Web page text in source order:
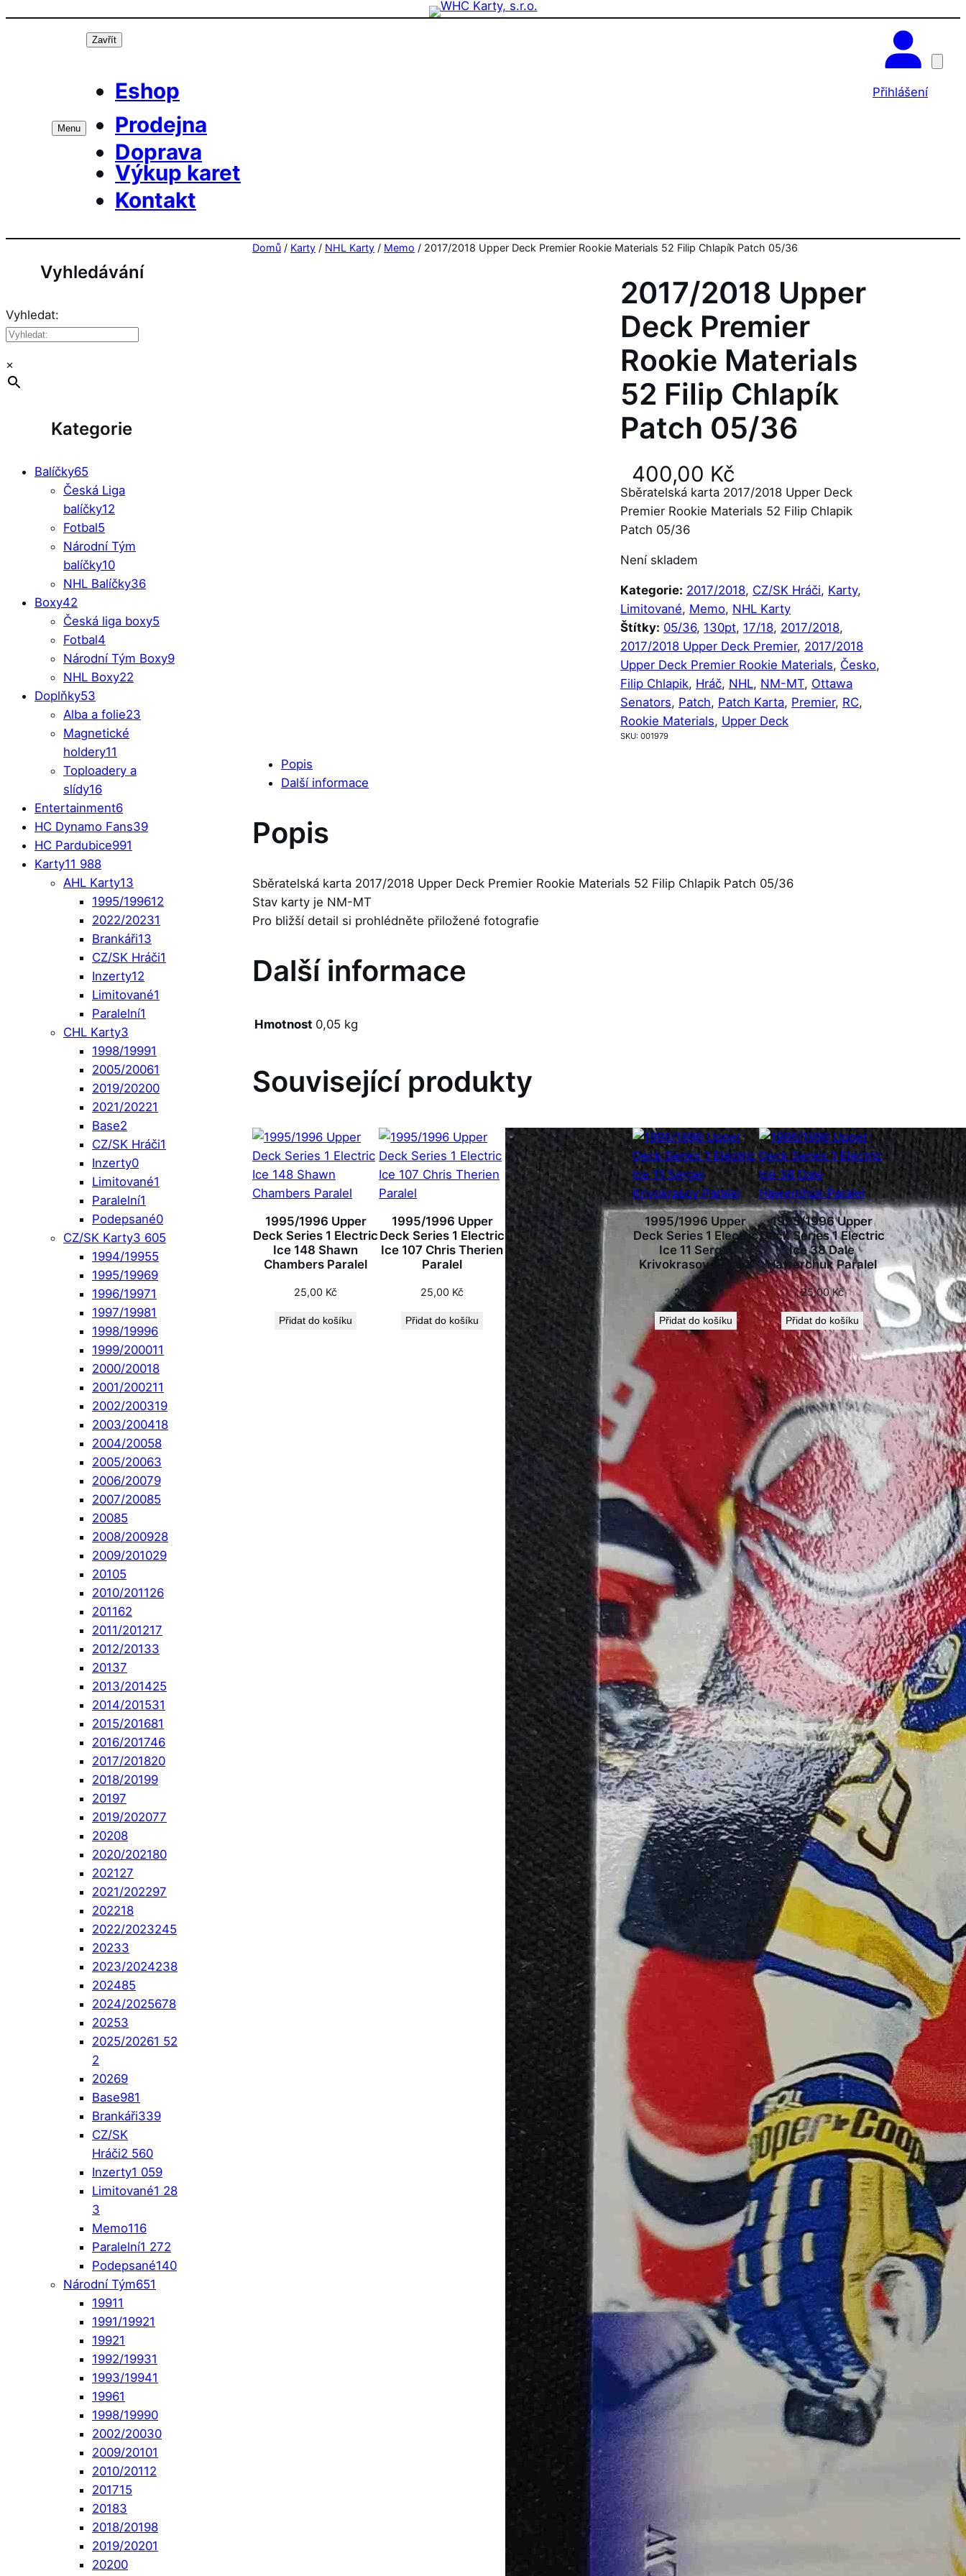
Přeskočit
Menu
Zavřít
Eshop
Prodejna
Doprava
Výkup karet
Kontakt
Přihlášení
Vyhledávání
Vyhledat:
×
Kategorie
Balíčky65
Česká Liga
balíčky12
Fotbal5
Národní Tým
balíčky10
NHL Balíčky36
Boxy42
Česká liga boxy5
Fotbal4
Národní Tým Boxy9
NHL Boxy22
Doplňky53
Alba a folie23
Magnetické
holdery11
Toploadery a
slídy16
Entertainment6
HC Dynamo Fans39
HC Pardubice991
Karty11 988
AHL Karty13
1995/199612
2022/20231
Brankáři13
CZ/SK Hráči1
Inzerty12
Limitované1
Paralelní1
CHL Karty3
1998/19991
2005/20061
2019/20200
2021/20221
Base2
CZ/SK Hráči1
Inzerty0
Limitované1
Paralelní1
Podepsané0
CZ/SK Karty3 605
1994/19955
1995/19969
1996/19971
1997/19981
1998/19996
1999/200011
2000/20018
2001/200211
2002/200319
2003/200418
2004/20058
2005/20063
2006/20079
2007/20085
20085
2008/200928
2009/201029
20105
2010/201126
201162
2011/201217
2012/20133
20137
2013/201425
2014/201531
2015/201681
2016/201746
2017/201820
2018/20199
20197
2019/202077
20208
2020/202180
202127
2021/202297
202218
2022/2023245
20233
2023/2024238
202485
2024/2025678
20253
2025/20261 52
2
20269
Base981
Brankáři339
CZ/SK
Hráči2 560
Inzerty1 059
Limitované1 28
3
Memo116
Paralelní1 272
Podepsané140
Národní Tým651
19911
1991/19921
19921
1992/19931
1993/19941
19961
1998/19990
2002/20030
2009/20101
2010/20112
201715
20183
2018/20198
2019/20201
20200
Domů / Karty / NHL Karty / Memo / 2017/2018 Upper Deck Premier Rookie Materials 52 Filip Chlapík Patch 05/36
2017/2018 Upper
Deck Premier
Rookie Materials
52 Filip Chlapík
Patch 05/36
400,00 Kč
Sběratelská karta 2017/2018 Upper Deck
Premier Rookie Materials 52 Filip Chlapik
Patch 05/36
Není skladem
Kategorie: 2017/2018, CZ/SK Hráči, Karty
Limitované, Memo, NHL Karty
Štítky: 05/36, 130pt, 17/18, 2017/2018
2017/2018 Upper Deck Premier, 2017/2018
Upper Deck Premier Rookie Materials, Česko
Filip Chlapik, Hráč, NHL, NM-MT, Ottawa
Senators, Patch, Patch Karta, Premier, RC
Rookie Materials, Upper Deck
SKU: 001979
Popis
Další informace
Popis
Sběratelská karta 2017/2018 Upper Deck Premier Rookie Materials 52 Filip Chlapik Patch 05/36
Stav karty je NM-MT
Pro bližší detail si prohlédněte přiložené fotografie
Další informace
Hmotnost 0,05 kg
Související produkty
1995/1996 Upper
Deck Series 1 Electric
Ice 148 Shawn
Chambers Paralel
25,00 Kč
Přidat do košíku
1995/1996 Upper
Deck Series 1 Electric
Ice 107 Chris Therien
Paralel
25,00 Kč
Přidat do košíku
1995/1996 Upper
Deck Series 1 Electric
Ice 11 Sergei
Krivokrasov Paralel
25,00Kč
Přidat do košíku
1995/1996 Upper
Deck Series 1 Electric
Ice 38 Dale
Hawerchuk Paralel
25,00Kč
Přidat do košíku